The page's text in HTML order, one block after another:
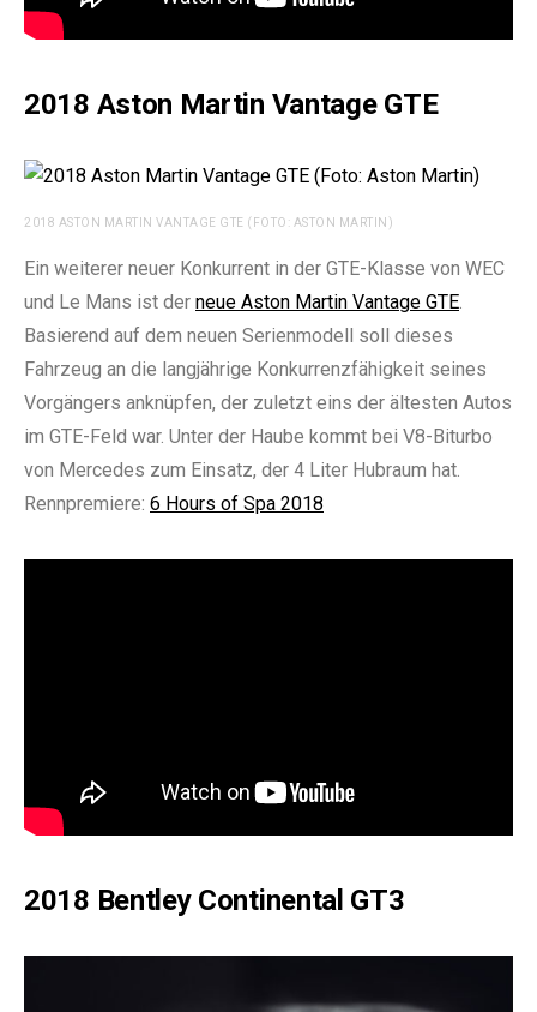
2018 Aston Martin Vantage GTE
2018 ASTON MARTIN VANTAGE GTE (FOTO: ASTON MARTIN)
Ein weiterer neuer Konkurrent in der GTE-Klasse von WEC
und Le Mans ist der neue Aston Martin Vantage GTE.
Basierend auf dem neuen Serienmodell soll dieses
Fahrzeug an die langjährige Konkurrenzfähigkeit seines
Vorgängers anknüpfen, der zuletzt eins der ältesten Autos
im GTE-Feld war. Unter der Haube kommt bei V8-Biturbo
von Mercedes zum Einsatz, der 4 Liter Hubraum hat.
Rennpremiere: 6 Hours of Spa 2018
2018 Bentley Continental GT3